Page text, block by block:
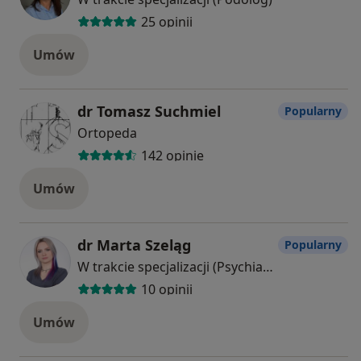
25 opinii
Umów
dr Tomasz Suchmiel
Ortopeda
142 opinie
Popularny
Umów
dr Marta Szeląg
W trakcie specjalizacji (Psychiatra)
10 opinii
Popularny
Umów